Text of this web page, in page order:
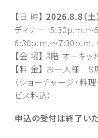
【日 時】 2026.8.8（土
ディナー 5:30p.m.
6:30p.m.～7:30p.m.
【会 場】 3階 オーキッ
【料 金】 お一人様 S
（ショーチャージ・料
ビス料込）
申込の受付は終了いた